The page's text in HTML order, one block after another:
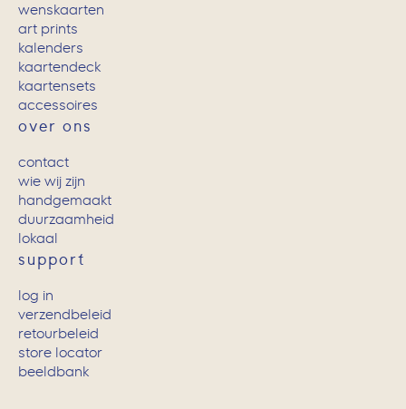
wenskaarten
art prints
kalenders
kaartendeck
kaartensets
accessoires
over ons
contact
wie wij zijn
handgemaakt
duurzaamheid
lokaal
support
log in
verzendbeleid
retourbeleid
store locator
beeldbank